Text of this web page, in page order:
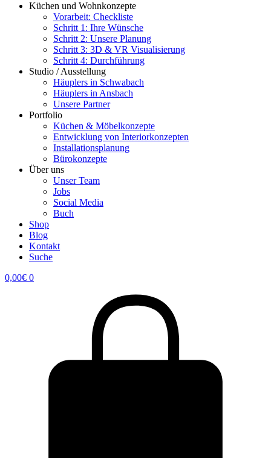
Küchen und Wohnkonzepte
Vorarbeit: Checkliste
Schritt 1: Ihre Wünsche
Schritt 2: Unsere Planung
Schritt 3: 3D & VR Visualisierung
Schritt 4: Durchführung
Studio / Ausstellung
Häuplers in Schwabach
Häuplers in Ansbach
Unsere Partner
Portfolio
Küchen & Möbelkonzepte
Entwicklung von Interiorkonzepten
Installationsplanung
Bürokonzepte
Über uns
Unser Team
Jobs
Social Media
Buch
Shop
Blog
Kontakt
Suche
0,00€ 0